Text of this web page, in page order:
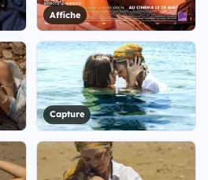
Affiche
Capture